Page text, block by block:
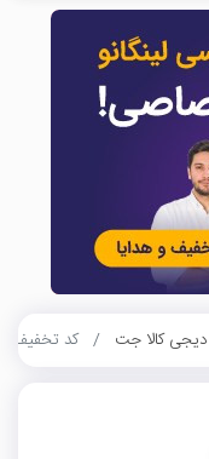
دیجی کالا جت کد تخفیف 75 هزار تومانی اولین خرید دیجی کالا جت